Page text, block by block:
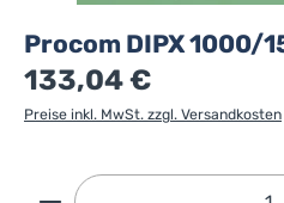
Procom DIPX 1000/
133,04 €
Preise inkl. MwSt. zzgl. Versandkosten
Produkt Anzahl: Gib